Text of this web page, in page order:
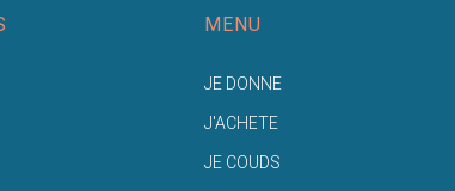
MENU
JE DONNE
J'ACHETE
JE COUDS